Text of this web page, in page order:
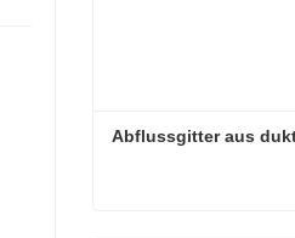
Abflussgitter aus